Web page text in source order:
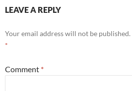
LEAVE A REPLY
Your email address will not be published.
*
Comment *